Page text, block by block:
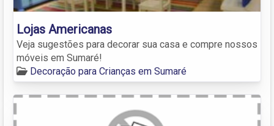
Lojas Americanas
Veja sugestões para decorar sua casa e compre nossos
móveis em Sumaré!
Decoração para Crianças em Sumaré